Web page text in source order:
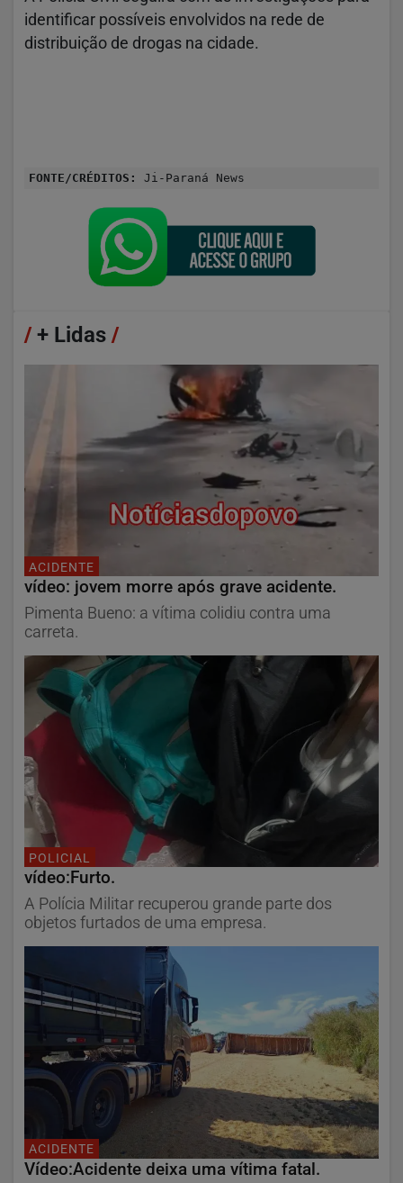
identificar possíveis envolvidos na rede de
distribuição de drogas na cidade.
FONTE/CRÉDITOS: Ji-Paraná News
/ + Lidas /
ACIDENTE
vídeo: jovem morre após grave acidente.
Pimenta Bueno: a vítima colidiu contra uma
carreta.
POLICIAL
vídeo:Furto.
A Polícia Militar recuperou grande parte dos
objetos furtados de uma empresa.
ACIDENTE
Vídeo:Acidente deixa uma vítima fatal.